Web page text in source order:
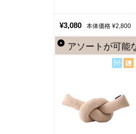
¥3,080 本体価格 ¥2,800
アソートが可能